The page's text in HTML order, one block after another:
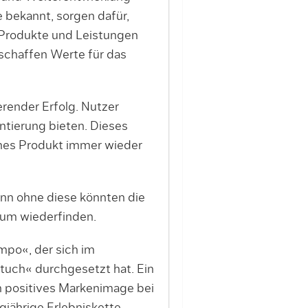
sorgen dafür,
und Leistungen
Werte für das
Erfolg. Nutzer
bieten. Dieses
Produkt immer wieder
ohne diese könnten die
wiederfinden.
der sich im
durchgesetzt hat. Ein
positives Markenimage bei